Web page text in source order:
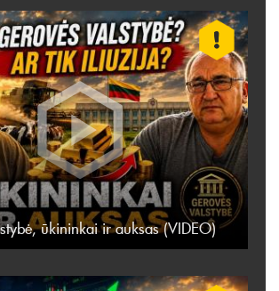
ūkininkai ir auksas (VIDEO)